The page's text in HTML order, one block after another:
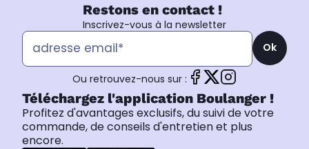
Restons en contact !
Inscrivez-vous à la newsletter
Ok
Ou retrouvez-nous sur :
Téléchargez l'application Boulanger !
Profitez d'avantages exclusifs, du suivi de votre
commande, de conseils d'entretien et plus
encore.